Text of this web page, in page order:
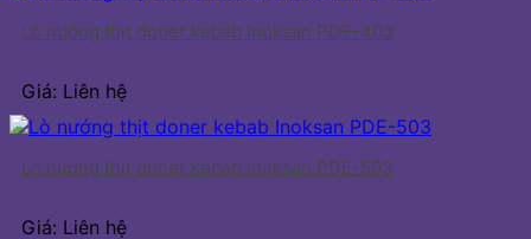
Lò nướng thịt doner kebab Inoksan PDE-403
Giá: Liên hệ
Lò nướng thịt doner kebab Inoksan PDE-503
Giá: Liên hệ